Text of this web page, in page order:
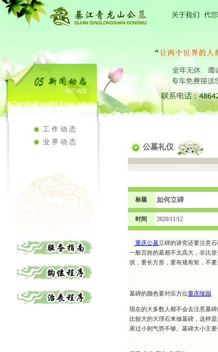
工作动态
业界动态
公墓礼仪
标题 如何立碑
时间 2020/11/12
重庆公墓立碑的讲究还要注意
一般百姓的墓都不太高大，非比
状，要长方形，要有规有矩，不
墓碑的颜色要对应方位重庆陵园
现在的大多数人都不会去注意墓
比较大的大理石来做墓碑，这样
果过小则气势不够。墓碑大小主